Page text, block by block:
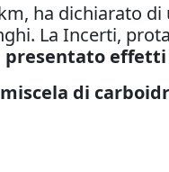
ha dichiarato
La Incerti,
presentato
di